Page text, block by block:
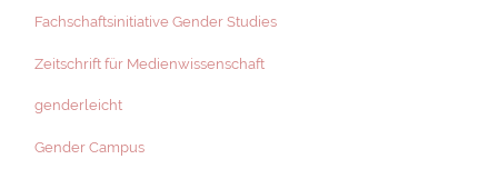
Fachschaftsinitiative Gender Studies
Zeitschrift für Medienwissenschaft
genderleicht
Gender Campus